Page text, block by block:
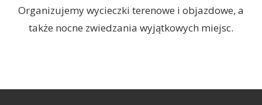
Organizujemy wycieczki terenowe i objazdowe, a
także nocne zwiedzania wyjątkowych miejsc.